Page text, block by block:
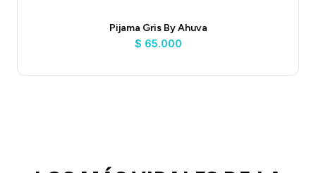
Pijama Gris By Ahuva
$ 65.000